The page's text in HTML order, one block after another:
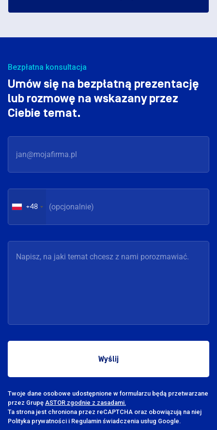
Bezpłatna konsultacja
Umów się na bezpłatną prezentację
lub rozmowę na wskazany przez
Ciebie temat.
+48
Twoje dane osobowe udostępnione w formularzu będą przetwarzane
przez Grupę ASTOR zgodnie z zasadami.
Ta strona jest chroniona przez reCAPTCHA oraz obowiązują na niej
Polityka prywatności i Regulamin świadczenia usług Google.